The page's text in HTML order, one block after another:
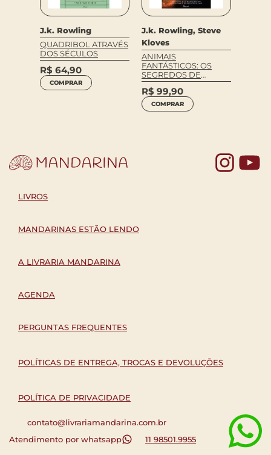
J.k. Rowling
QUADRIBOL ATRAVÉS
DOS SÉCULOS
R$ 64,90
COMPRAR
J.k. Rowling, Steve
Kloves
ANIMAIS
FANTÁSTICOS: OS
SEGREDOS DE
DUMBLEDORE
R$ 99,90
COMPRAR
LIVROS
MANDARINAS ESTÃO LENDO
A LIVRARIA MANDARINA
AGENDA
PERGUNTAS FREQUENTES
POLÍTICAS DE ENTREGA, TROCAS E DEVOLUÇÕES
POLÍTICA DE PRIVACIDADE
contato@livrariamandarina.com.br
Atendimento por whatsapp
11 98501.9955